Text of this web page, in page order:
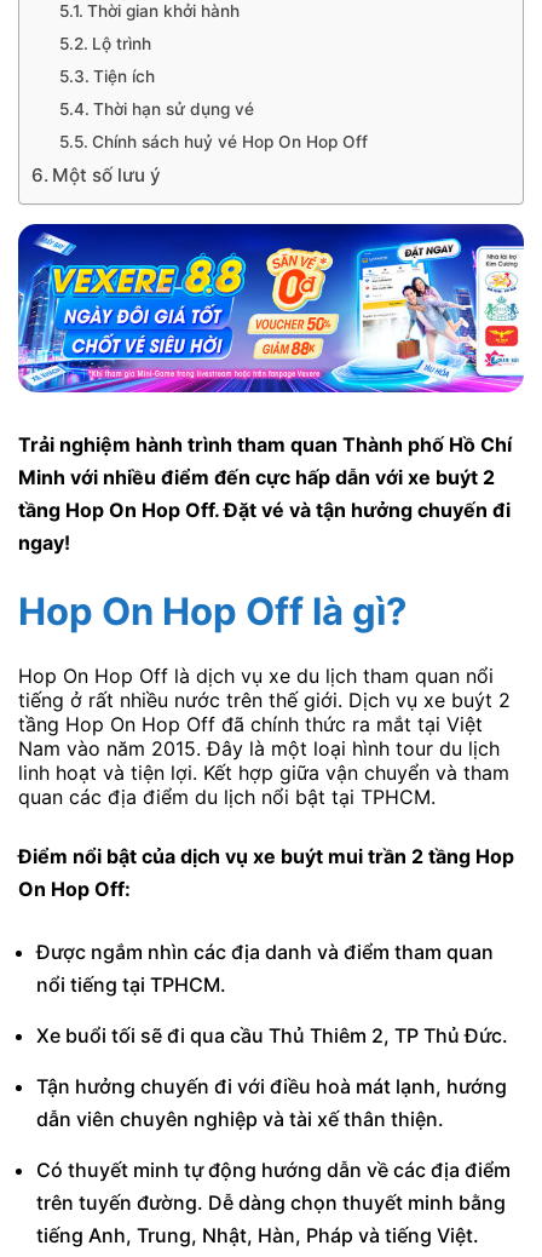
Thời gian khởi hành
Lộ trình
Tiện ích
Thời hạn sử dụng vé
Chính sách huỷ vé Hop On Hop Off
Một số lưu ý
Trải nghiệm hành trình tham quan Thành phố Hồ Chí
Minh với nhiều điểm đến cực hấp dẫn với xe buýt 2
tầng Hop On Hop Off. Đặt vé và tận hưởng chuyến đi
ngay!
Hop On Hop Off là gì?
Hop On Hop Off là dịch vụ xe du lịch tham quan nổi
tiếng ở rất nhiều nước trên thế giới. Dịch vụ xe buýt 2
tầng Hop On Hop Off đã chính thức ra mắt tại Việt
Nam vào năm 2015. Đây là một loại hình tour du lịch
linh hoạt và tiện lợi. Kết hợp giữa vận chuyển và tham
quan các địa điểm du lịch nổi bật tại TPHCM.
Điểm nổi bật của dịch vụ xe buýt mui trần 2 tầng Hop
On Hop Off:
Được ngắm nhìn các địa danh và điểm tham quan
nổi tiếng tại TPHCM.
Xe buổi tối sẽ đi qua cầu Thủ Thiêm 2, TP Thủ Đức.
Tận hưởng chuyến đi với điều hoà mát lạnh, hướng
dẫn viên chuyên nghiệp và tài xế thân thiện.
Có thuyết minh tự động hướng dẫn về các địa điểm
trên tuyến đường. Dễ dàng chọn thuyết minh bằng
tiếng Anh, Trung, Nhật, Hàn, Pháp và tiếng Việt.